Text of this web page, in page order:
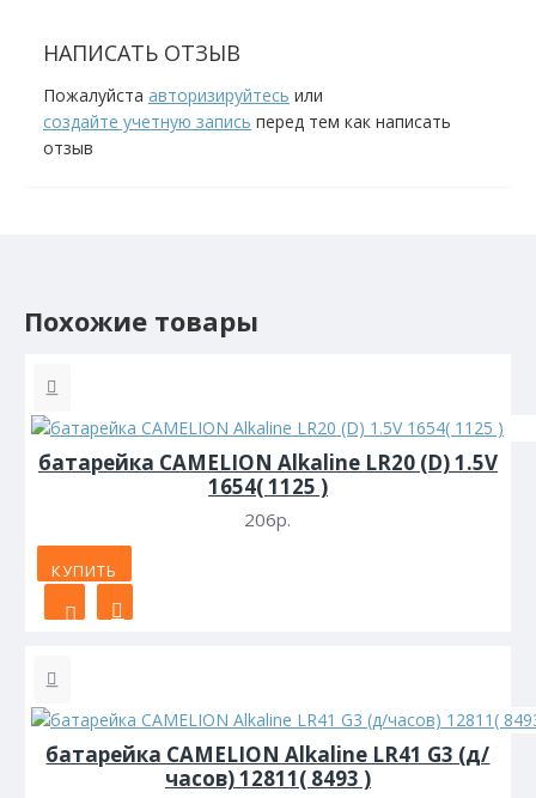
НАПИСАТЬ ОТЗЫВ
Пожалуйста авторизируйтесь или
создайте учетную запись перед тем как написать
отзыв
Похожие товары
батарейка CAMELION Alkaline LR20 (D) 1.5V
1654( 1125 )
206р.
КУПИТЬ
батарейка CAMELION Alkaline LR41 G3 (д/
часов) 12811( 8493 )